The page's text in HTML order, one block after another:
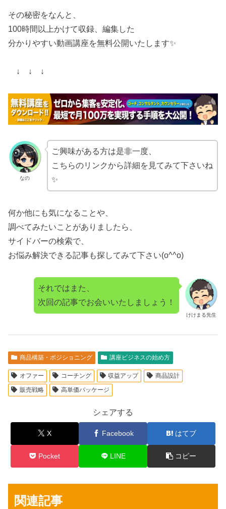
その秘密をなんと、
100時間以上かけて収録、編集した
分かりやすい動画講座を無料公開いたします✨
↓ ↓ ↓
なの
ご興味がある方は是非一度、
こちらのリンクから詳細を見てみて下さいね
✨
何か他にも気になることや、
調べてみたいことがありましたら、
サイドバーの検索で、
お悩み解決できる記事も探してみて下さい(o^^o)
けけまる先生
それではまた、
次回の記事でお会いいたしましょう！
商品構築・ポジショニング 講座ビジネスの始め方
オファー コーチング 収益アップ
商品設計
販売戦略
高単価パッケージ
シェアする
X Facebook はてブ
Pocket LINE コピー
関連記事